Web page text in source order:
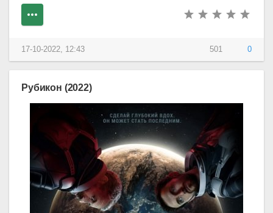
501 0
17-10-2022, 12:43
Рубикон (2022)